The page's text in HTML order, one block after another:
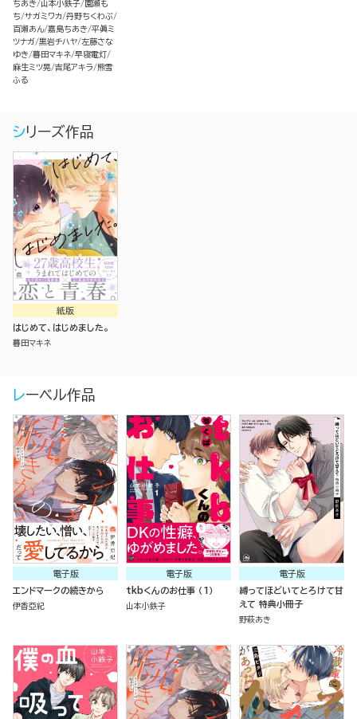
ちあき 山本小鉄子 園瀬も
ち サガミワカ 丹野ちくわぶ
百瀬あん 嘉島ちあき 平眞ミ
ツナガ 黒岩チハヤ 左藤さな
ゆき 暮田マキネ 早寝電灯
麻生ミツ晃 吉尾アキラ 熊雪
ふる
シリーズ作品
紙版
はじめて、はじめました。
暮田マキネ
レーベル作品
電子版
エンドマークの続きから
伊香亞紀
電子版
tkbくんのお仕事 （1）
山本小鉄子
電子版
縛ってほどいてとろけて甘
えて 特典小冊子
野萩あき